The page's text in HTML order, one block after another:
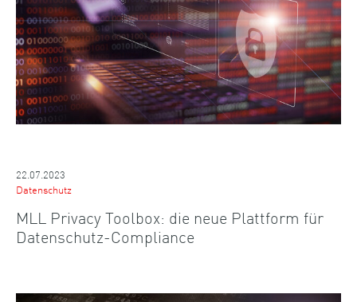
22.07.2023
Datenschutz
MLL Privacy Toolbox: die neue Plattform für
Datenschutz-Compliance